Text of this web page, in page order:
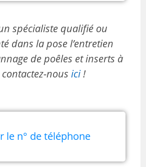
spécialiste qualifié ou
dans la pose l’entretien
de poêles et inserts à
contactez-nousici!
le n° de téléphone